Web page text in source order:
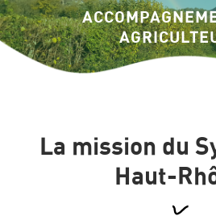
La mission du
Haut-